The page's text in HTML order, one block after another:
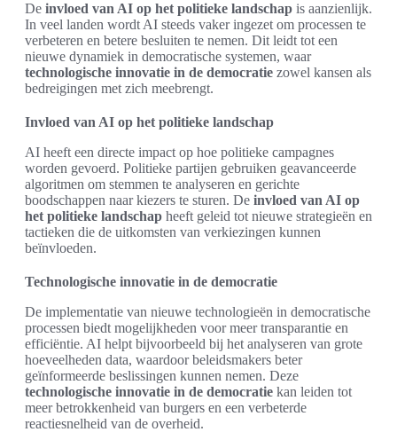
De invloed van AI op het politieke landschap is aanzienlijk.
In veel landen wordt AI steeds vaker ingezet om processen te
verbeteren en betere besluiten te nemen. Dit leidt tot een
nieuwe dynamiek in democratische systemen, waar
technologische innovatie in de democratie zowel kansen als
bedreigingen met zich meebrengt.
Invloed van AI op het politieke landschap
AI heeft een directe impact op hoe politieke campagnes
worden gevoerd. Politieke partijen gebruiken geavanceerde
algoritmen om stemmen te analyseren en gerichte
boodschappen naar kiezers te sturen. De invloed van AI op
het politieke landschap heeft geleid tot nieuwe strategieën en
tactieken die de uitkomsten van verkiezingen kunnen
beïnvloeden.
Technologische innovatie in de democratie
De implementatie van nieuwe technologieën in democratische
processen biedt mogelijkheden voor meer transparantie en
efficiëntie. AI helpt bijvoorbeeld bij het analyseren van grote
hoeveelheden data, waardoor beleidsmakers beter
geïnformeerde beslissingen kunnen nemen. Deze
technologische innovatie in de democratie kan leiden tot
meer betrokkenheid van burgers en een verbeterde
reactiesnelheid van de overheid.